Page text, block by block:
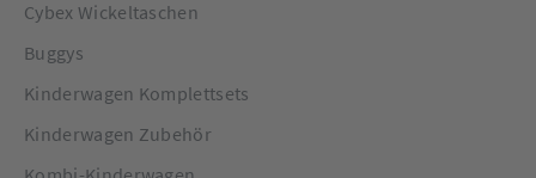
Cybex Wickeltaschen
Buggys
Kinderwagen Komplettsets
Kinderwagen Zubehör